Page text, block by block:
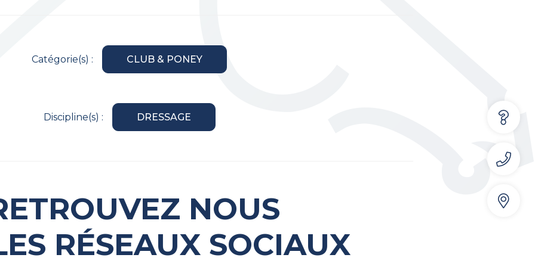
Catégorie(s) : CLUB & PONEY
Discipline(s) : DRESSAGE
NOUS
RÉSEAUX SOCIAUX